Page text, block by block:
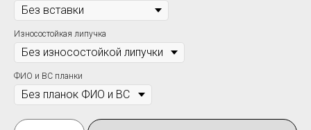
Износостойкая липучка
ФИО и ВС планки